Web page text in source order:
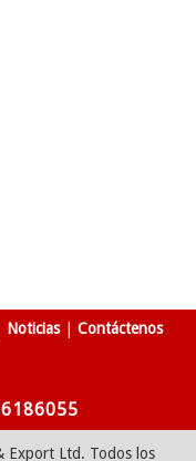
Noticias Contáctenos
Export Ltd. Todos los